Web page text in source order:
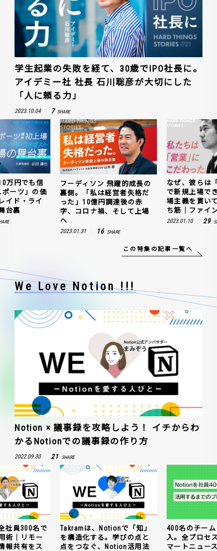
学生起業の失敗を経て、30歳でIPO社長に。
アイデミー社 社長 石川聡彦が大切にした
「人に頼る力」
2023.10.04 7 SHARE
万円でも信
ーツ」の価
イド・ライ
台裏
フーディソン 飛躍的成長の
裏側。「私は経営者失格だ
った」10億円調達後の赤
字、コロナ禍、そして上場
へ
2023.01.31 16 SHARE
なぜ、彼らは
で新規上場で
場主義を貫い
ち筋｜ファイ
2023.01.10 29
この特集の記事一覧へ
We Love Notion !!!
Notion × 議事録を攻略しよう！ イチからわ
かるNotionでの議事録の作り方
2022.09.30 21 SHARE
社員300名で
術｜リモー
報共有をス
Takramは、Notionで「知」
を構造化する。学びの点と
点をつなぐ、Notion活用法
400名のチー
入。全プロセ
マートニュー